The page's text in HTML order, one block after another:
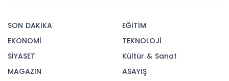
SON DAKİKA
EKONOMİ
SİYASET
MAGAZİN
EĞİTİM
TEKNOLOJİ
Kültür & Sanat
ASAYİŞ